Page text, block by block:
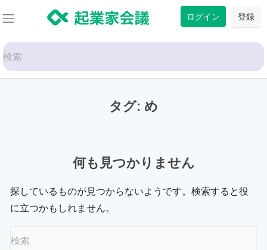
ン
テ
ン
Search
for:
ログイン 登録
タグ: め
何も見つかりません
探しているものが見つからないようです。検索すると役
に立つかもしれません。
Search